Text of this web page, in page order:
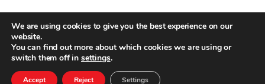
Term of Use–Privacy Policy–
We are using cookies to give you the best experience on our
website.
You can find out more about which cookies we are using or
switch them off in settings.
Accept Reject Settings